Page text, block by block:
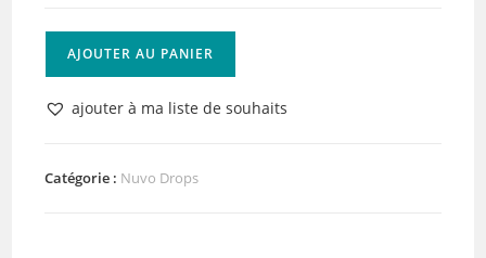
Nuvo
Glitter
Lilac
AJOUTER AU PANIER
ajouter à ma liste de souhaits
Catégorie : Nuvo Drops